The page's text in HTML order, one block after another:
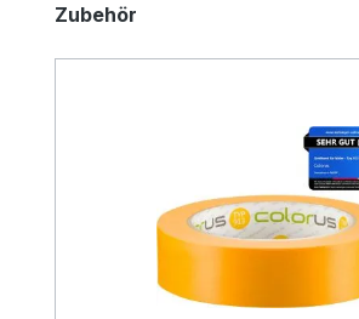
Produktgalerie überspringen
Zubehör